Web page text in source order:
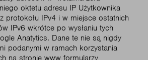
oktetu adresu IP Użytkownika
protokołu IPv4 i w miejsce ostatnich
IPv6 wkrótce po wysłaniu tych
Anatytics. Dane te nie są nigdy
podanymi w ramach korzystania
na stronie www formularzy